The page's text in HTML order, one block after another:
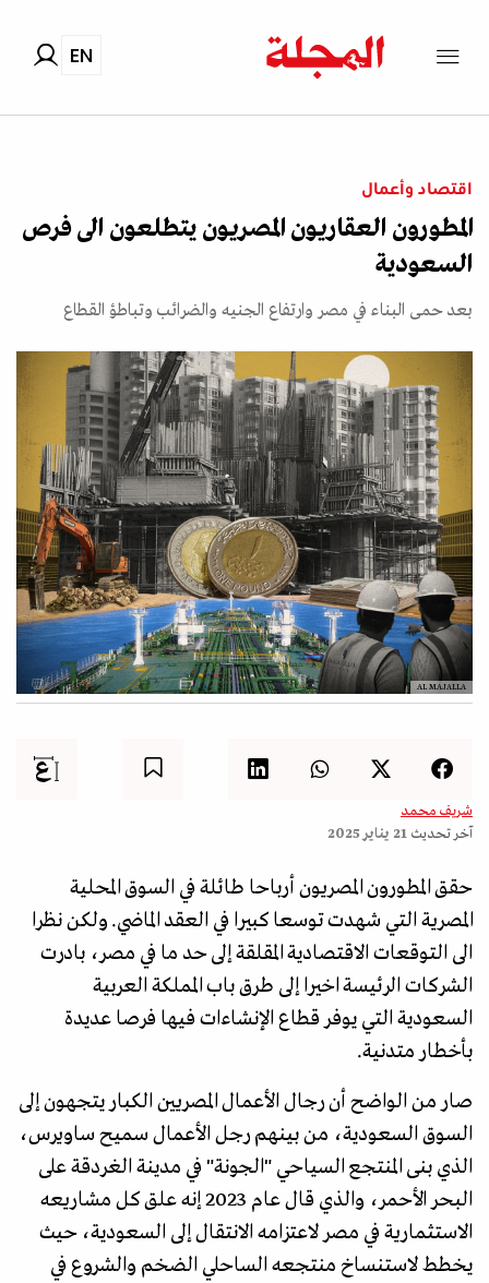
EN
اقتصاد وأعمال
المطورون العقاريون المصريون يتطلعون الى فرص
السعودية
بعد حمى البناء في مصر وارتفاع الجنيه والضرائب وتباطؤ القطاع
AL MAJALLA
شريف محمد
آخر تحديث 21 يناير 2025
حقق المطورون المصريون أرباحا طائلة في السوق المحلية
المصرية التي شهدت توسعا كبيرا في العقد الماضي. ولكن نظرا
الى التوقعات الاقتصادية المقلقة إلى حد ما في مصر، بادرت
الشركات الرئيسة اخيرا إلى طرق باب المملكة العربية
السعودية التي يوفر قطاع الإنشاءات فيها فرصا عديدة
بأخطار متدنية.
صار من الواضح أن رجال الأعمال المصريين الكبار يتجهون إلى
السوق السعودية، من بينهم رجل الأعمال سميح ساويرس،
الذي بنى المنتجع السياحي "الجونة" في مدينة الغردقة على
البحر الأحمر، والذي قال عام 2023 إنه علق كل مشاريعه
الاستثمارية في مصر لاعتزامه الانتقال إلى السعودية، حيث
يخطط لاستنساخ منتجعه الساحلي الضخم والشروع في